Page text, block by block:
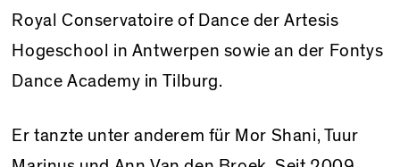
Royal Conservatoire of Dance der Artesis
Hogeschool in Antwerpen sowie an der Fontys
Dance Academy in Tilburg.
Er tanzte unter anderem für Mor Shani, Tuur